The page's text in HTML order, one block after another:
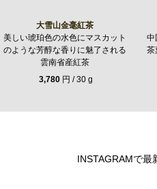
大雪山金毫紅茶
美しい琥珀色の水色にマスカット
のような芳醇な香りに魅了される
雲南省産紅茶
3,780円 / 30 g
中
茶
INSTAGRAMで最